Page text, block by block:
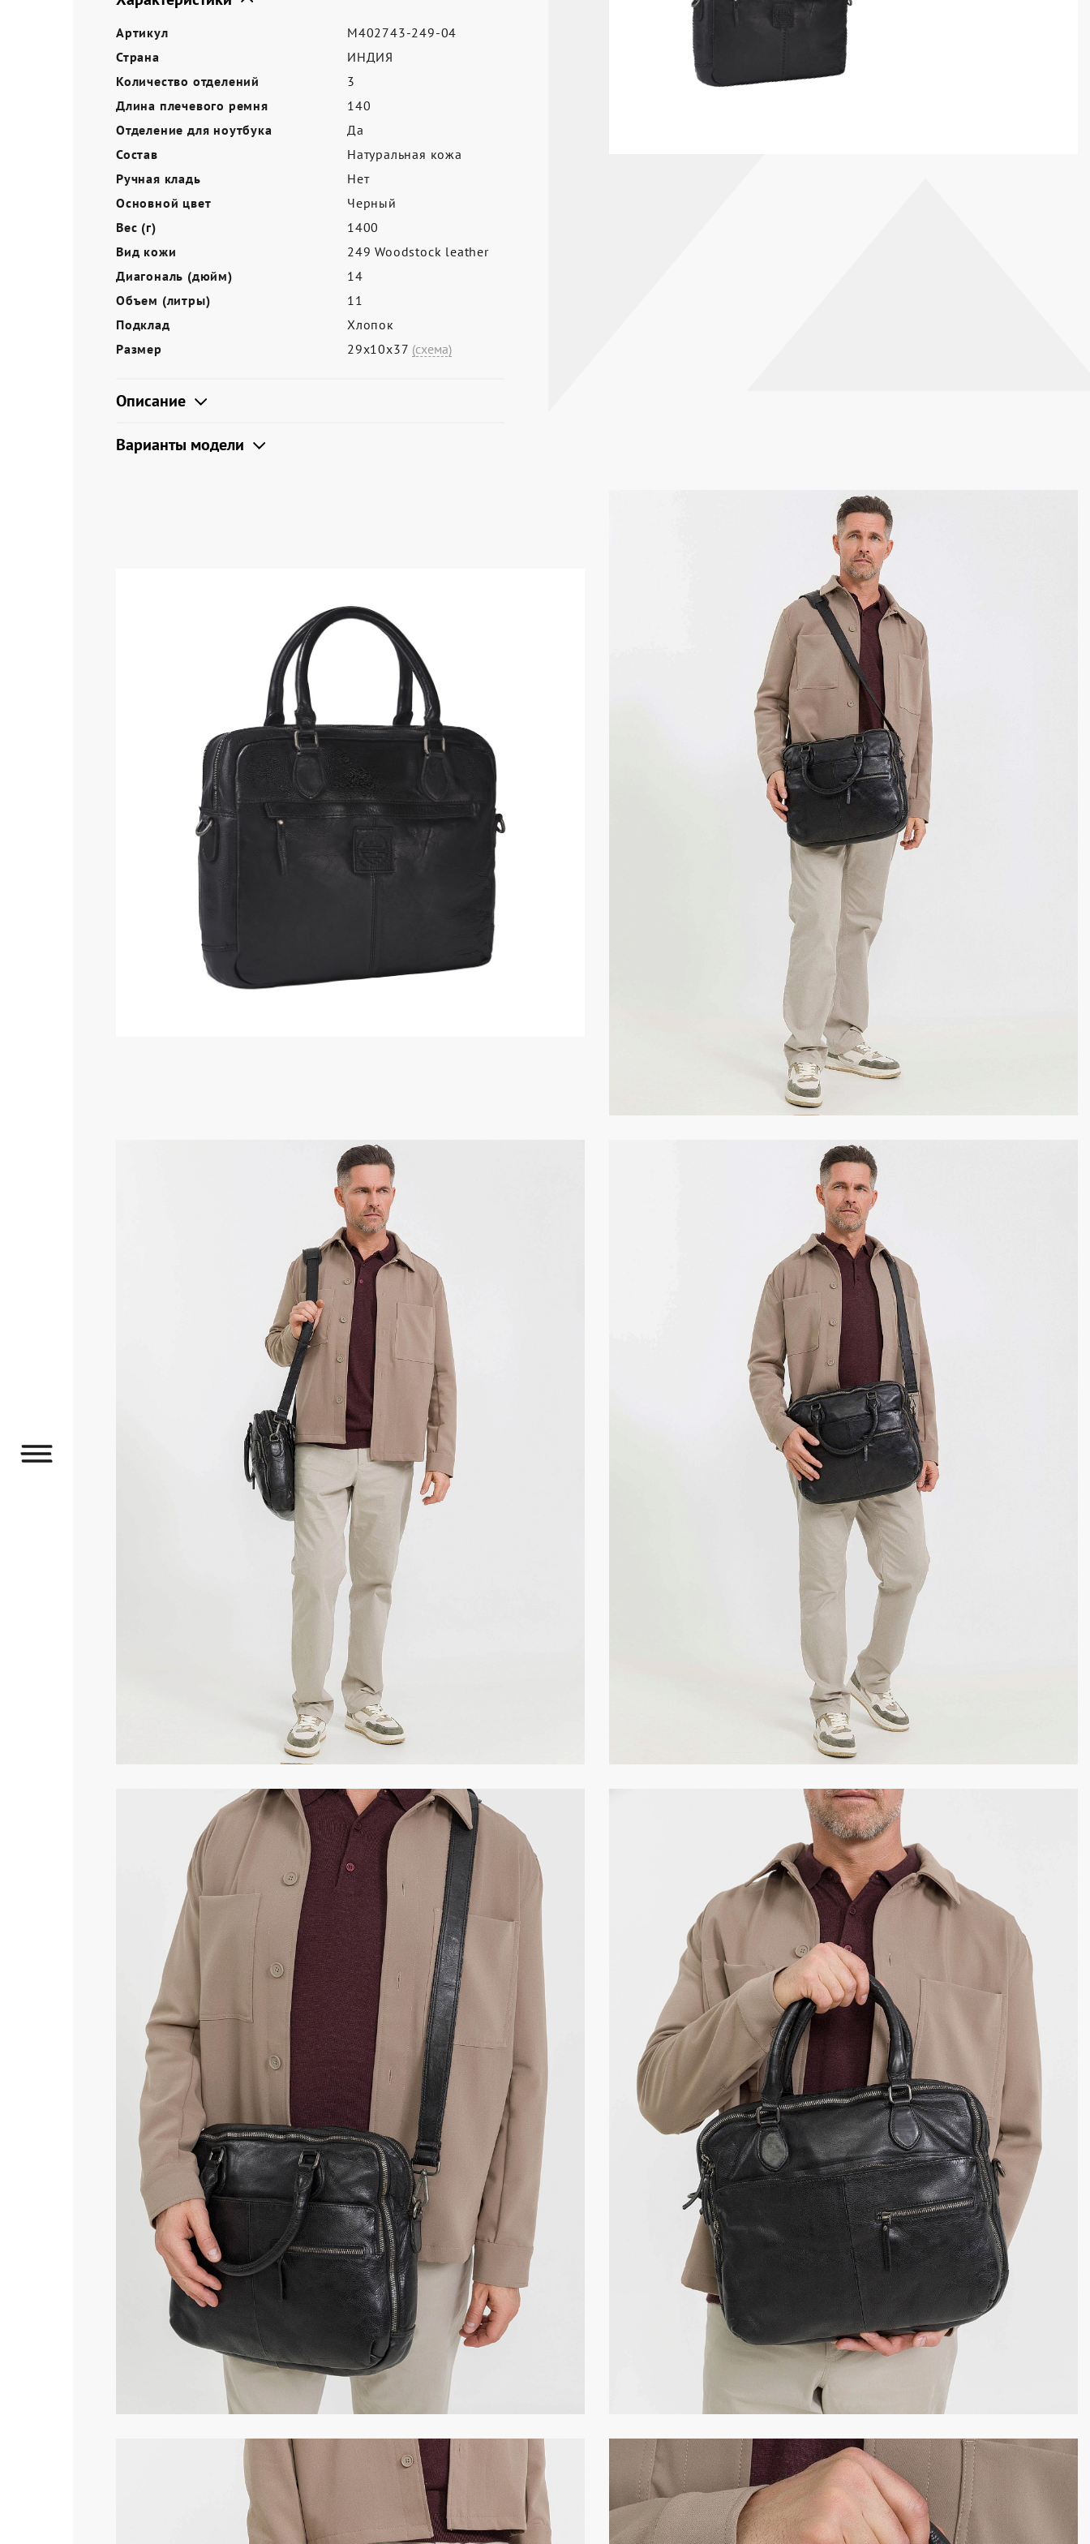
Акции
Артикул
M402743-249-04
Страна
ИНДИЯ
Количество отделений
3
Длина плечевого ремня
140
Отделение для ноутбука
Да
Состав
Натуральная кожа
Ручная кладь
Нет
Основной цвет
Черный
Вес (г)
1400
Вид кожи
249 Woodstock leather
Диагональ (дюйм)
14
Объем (литры)
11
Подклад
Хлопок
Размер
29х10х37 (схема)
Описание
Варианты модели